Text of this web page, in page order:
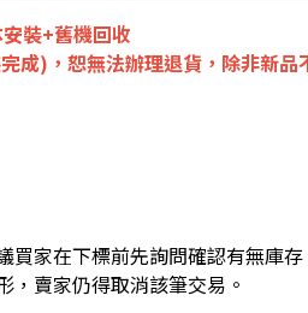
裝+舊機回收
成)，恕無法辦理退貨，除非新
家在下標前先詢問確認有無庫
，賣家仍得取消該筆交易。